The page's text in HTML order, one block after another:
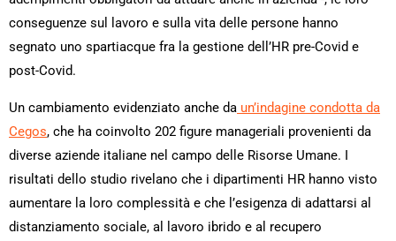
conseguenze sul lavoro e sulla vita delle persone hanno
segnato uno spartiacque fra la gestione dell’HR pre-Covid e
post-Covid.
Un cambiamento evidenziato anche da un’indagine condotta da
Cegos, che ha coinvolto 202 figure manageriali provenienti da
diverse aziende italiane nel campo delle Risorse Umane. I
risultati dello studio rivelano che i dipartimenti HR hanno visto
aumentare la loro complessità e che l’esigenza di adattarsi al
distanziamento sociale, al lavoro ibrido e al recupero